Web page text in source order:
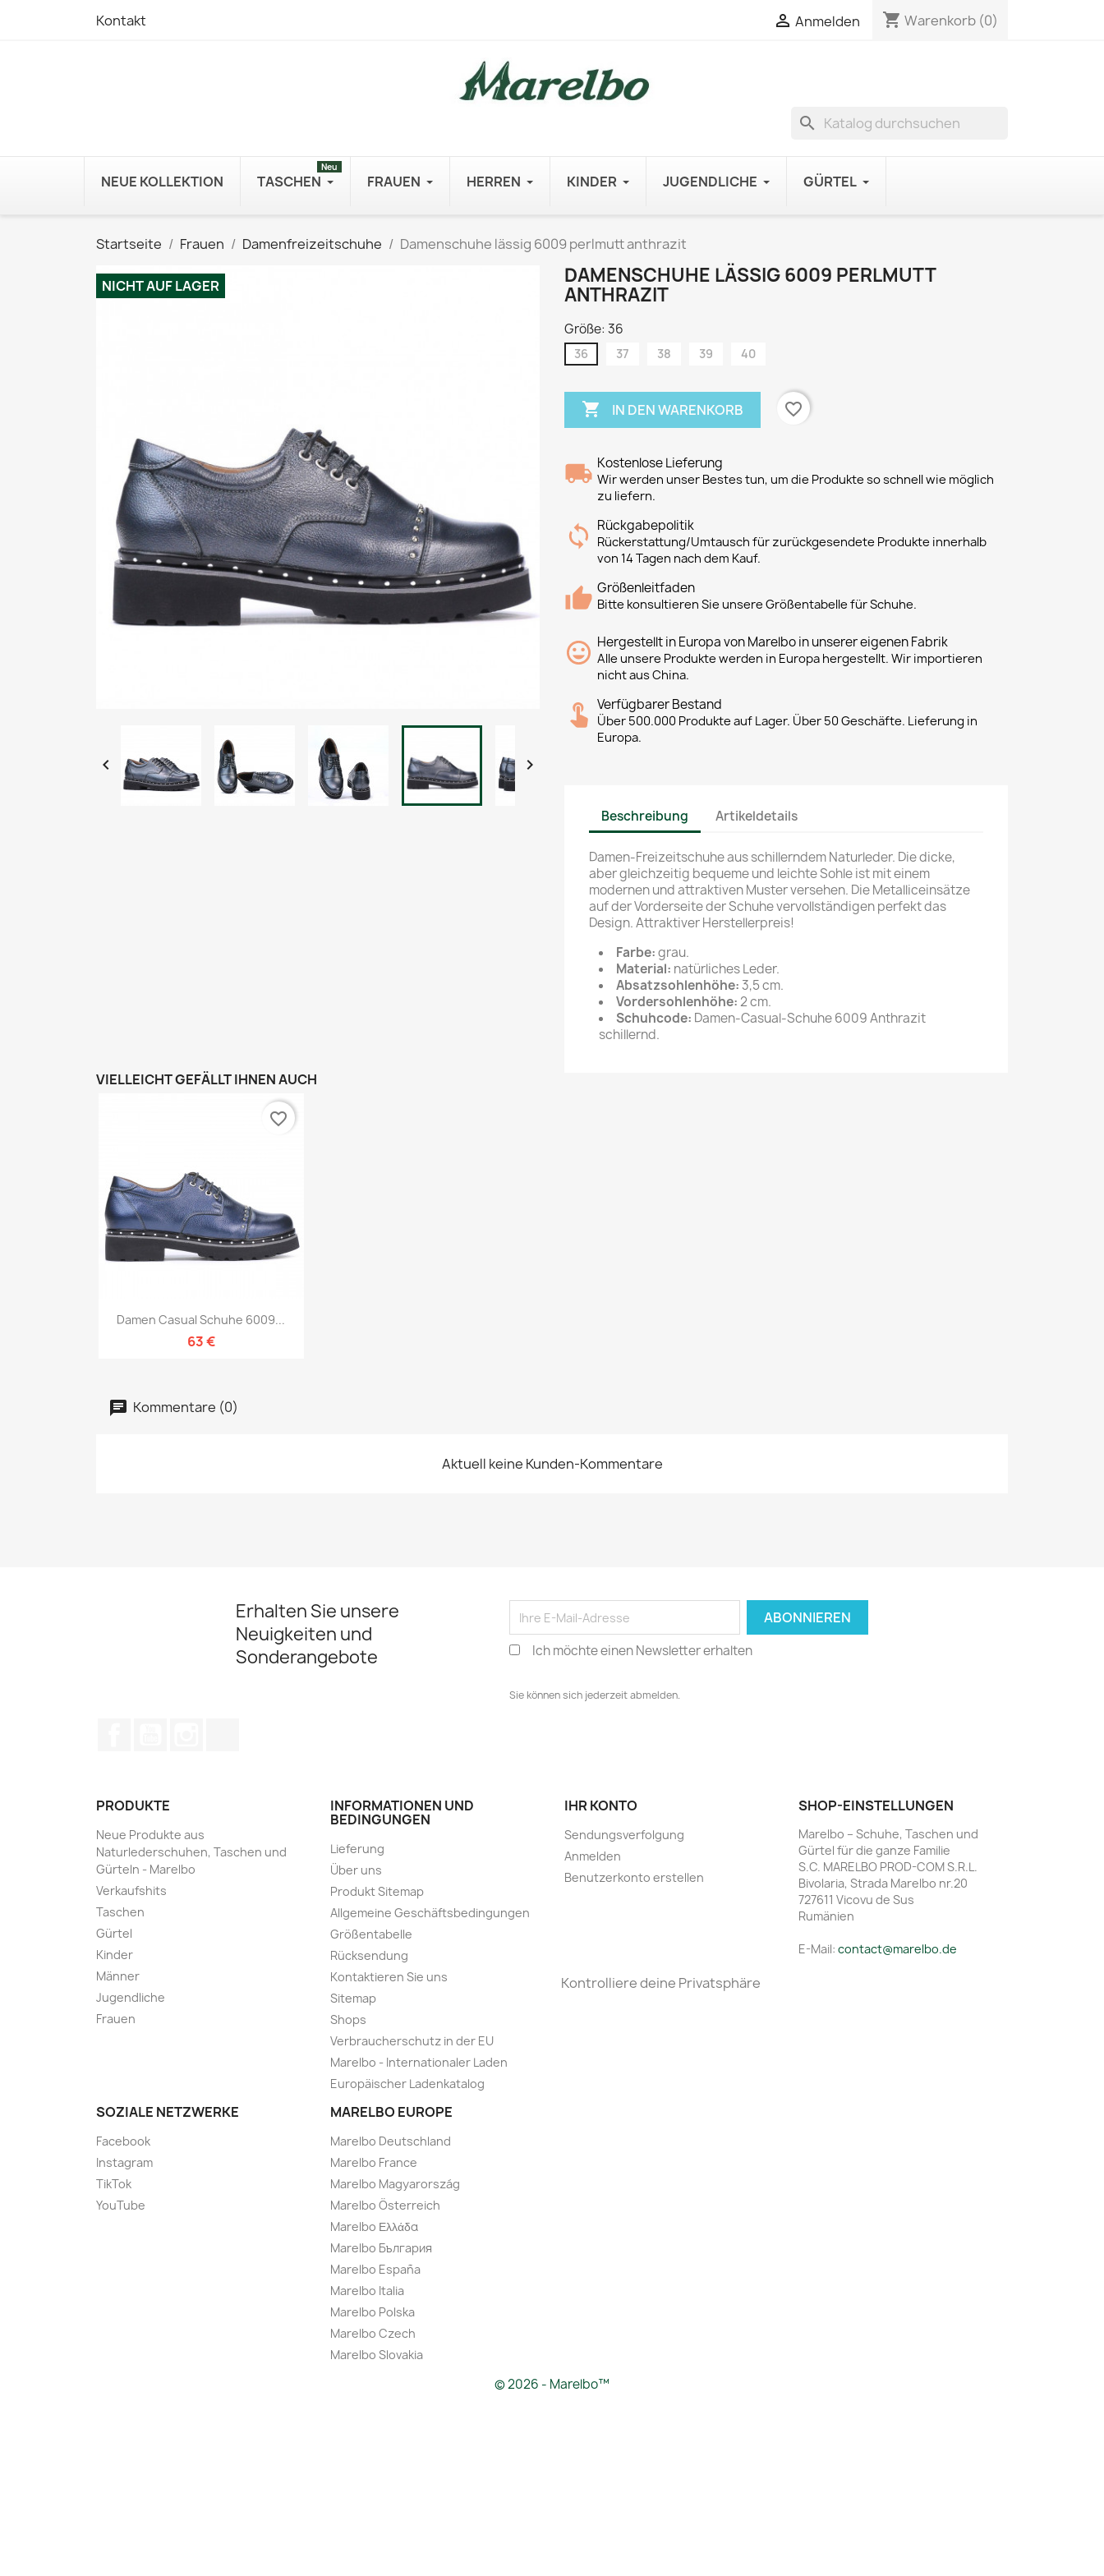
Kontakt  Anmelden shopping_cart Warenkorb (0)
search
NEUE KOLLEKTION TASCHEN
Neu
FRAUEN HERREN KINDER JUGENDLICHE GÜRTEL
Startseite Frauen Damenfreizeitschuhe Damenschuhe lässig 6009 perlmutt anthrazit
NICHT AUF LAGER
 
DAMENSCHUHE LÄSSIG 6009 PERLMUTT
ANTHRAZIT
Größe: 36
36 37 38 39 40
 IN DEN WARENKORB favorite_border
Kostenlose Lieferung
Wir werden unser Bestes tun, um die Produkte so schnell wie möglich
zu liefern.
Rückgabepolitik
Rückerstattung/Umtausch für zurückgesendete Produkte innerhalb
von 14 Tagen nach dem Kauf.
Größenleitfaden
Bitte konsultieren Sie unsere Größentabelle für Schuhe.
Hergestellt in Europa von Marelbo in unserer eigenen Fabrik
Alle unsere Produkte werden in Europa hergestellt. Wir importieren
nicht aus China.
Verfügbarer Bestand
Über 500.000 Produkte auf Lager. Über 50 Geschäfte. Lieferung in
Europa.
Beschreibung Artikeldetails
Damen-Freizeitschuhe aus schillerndem Naturleder. Die dicke,
aber gleichzeitig bequeme und leichte Sohle ist mit einem
modernen und attraktiven Muster versehen. Die Metalliceinsätze
auf der Vorderseite der Schuhe vervollständigen perfekt das
Design. Attraktiver Herstellerpreis!
Farbe:grau.
Material: natürliches Leder.
Absatzsohlenhöhe:3,5 cm.
Vordersohlenhöhe:2 cm.
Schuhcode: Damen-Casual-Schuhe 6009 Anthrazit
schillernd.
VIELLEICHT GEFÄLLT IHNEN AUCH
Vorschau
Damen Casual Schuhe 6009...
63 €
favorite_border
Kommentare (0)
Aktuell keine Kunden-Kommentare
Erhalten Sie unsere
Neuigkeiten und
Sonderangebote
Ich möchte einen Newsletter erhalten
Sie können sich jederzeit abmelden.
PRODUKTE
Neue Produkte aus
Naturlederschuhen, Taschen und
Gürteln - Marelbo
Verkaufshits
Taschen
Gürtel
Kinder
Männer
Jugendliche
Frauen
INFORMATIONEN UND
BEDINGUNGEN
Lieferung
Über uns
Produkt Sitemap
Allgemeine Geschäftsbedingungen
Größentabelle
Rücksendung
Kontaktieren Sie uns
Sitemap
Shops
Verbraucherschutz in der EU
Marelbo - Internationaler Laden
Europäischer Ladenkatalog
SOZIALE NETZWERKE
Facebook
Instagram
TikTok
YouTube
MARELBO EUROPE
Marelbo Deutschland
Marelbo France
Marelbo Magyarország
Marelbo Österreich
Marelbo Ελλάδα
Marelbo България
Marelbo España
Marelbo Italia
Marelbo Polska
Marelbo Czech
Marelbo Slovakia
IHR KONTO
Sendungsverfolgung
Anmelden
Benutzerkonto erstellen
SHOP-EINSTELLUNGEN
Marelbo – Schuhe, Taschen und
Gürtel für die ganze Familie
S.C. MARELBO PROD-COM S.R.L.
Bivolaria, Strada Marelbo nr.20
727611 Vicovu de Sus
Rumänien
E-Mail: contact@marelbo.de
Kontrolliere deine Privatsphäre
© 2026 - Marelbo™